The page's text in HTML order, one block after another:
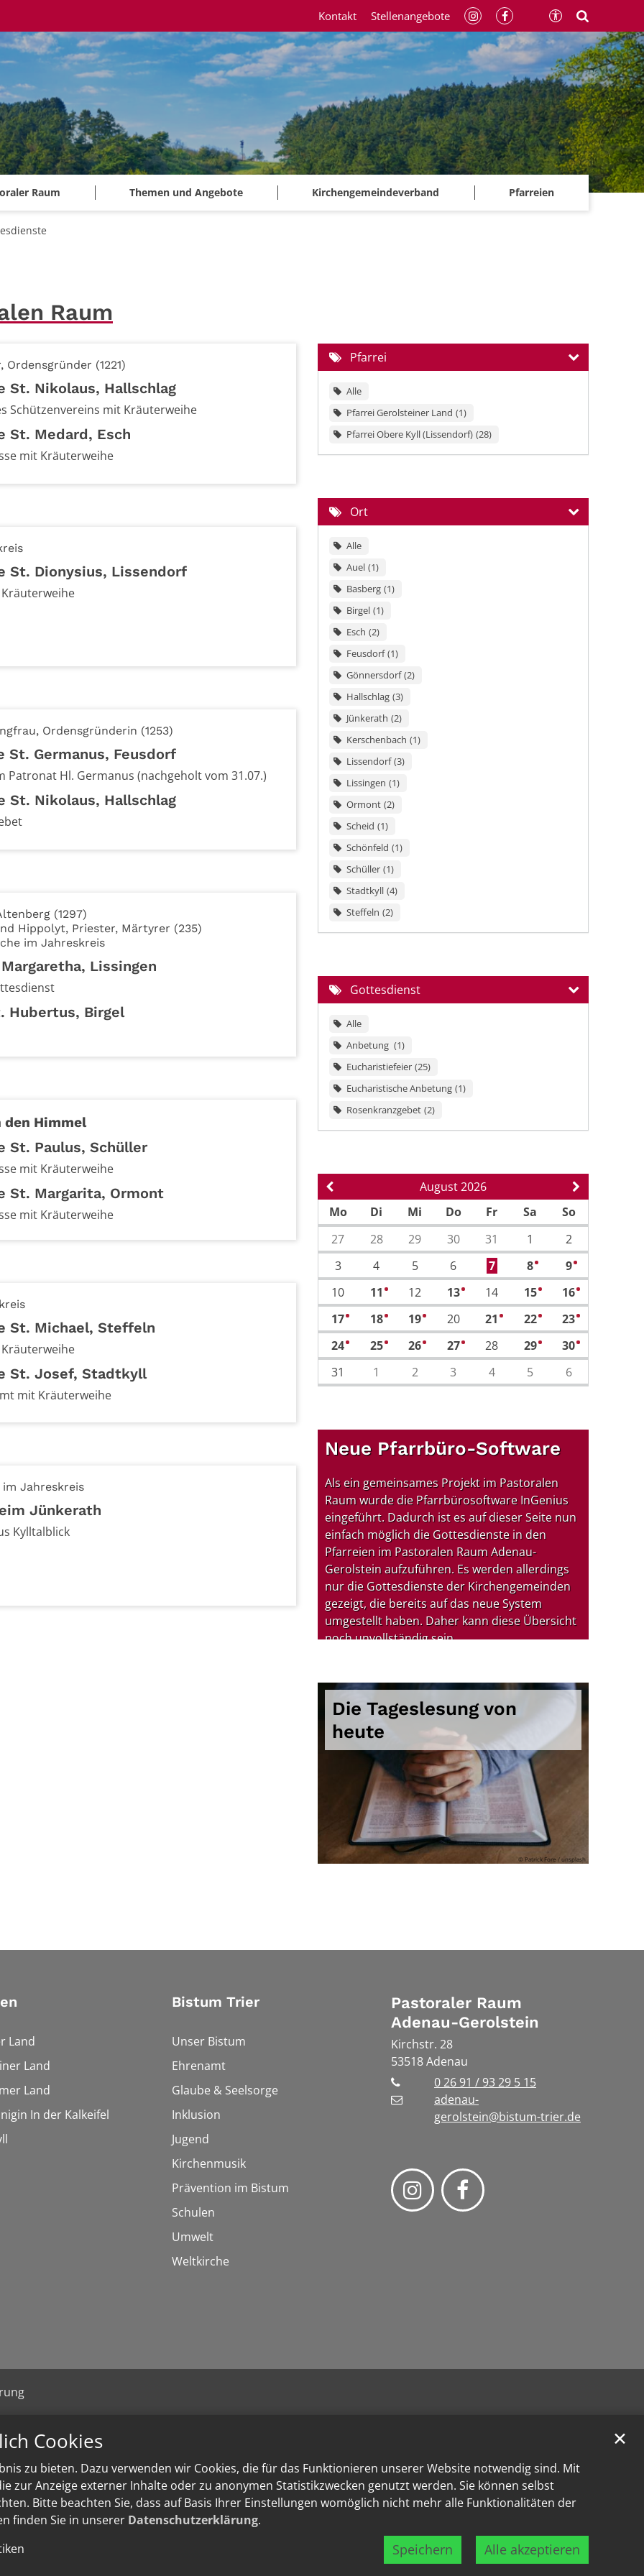
Cookies
zu bieten. Dazu verwenden wir Cookies, die für das Funktionieren unserer Website notwendig sind. Mit
zur Anzeige externer Inhalte oder zu anonymen Statistikzwecken genutzt werden. Sie können selbst
Bitte beachten Sie, dass auf Basis Ihrer Einstellungen womöglich nicht mehr alle Funktionalitäten der
finden Sie in unserer Datenschutzerklärung.
Speichern Alle akzeptieren
✕
Raum Themen und Angebote Kirchengemeindeverband Pfarreien
Kontakt Stellenangebote
Raum
(1221)
St. Nikolaus, Hallschlag
Schützenvereins mit Kräuterweihe
St. Medard, Esch
mit Kräuterweihe
St. Dionysius, Lissendorf
Ordensgründerin (1253)
St. Germanus, Feusdorf
Patronat Hl. Germanus (nachgeholt vom 31.07.)
St. Nikolaus, Hallschlag
(1297)
Hippolyt, Priester, Märtyrer (235)
im Jahreskreis
Lissingen
Hubertus, Birgel
den Himmel
St. Paulus, Schüller
mit Kräuterweihe
St. Margarita, Ormont
mit Kräuterweihe
St. Michael, Steffeln
St. Josef, Stadtkyll
mit Kräuterweihe
Jahreskreis
Jünkerath
Kylltalblick
Pfarrei
Alle
Pfarrei Gerolsteiner Land 1
Pfarrei Obere Kyll (Lissendorf) 28
Ort
Alle
Auel 1
Basberg 1
Birgel 1
Esch 2
Feusdorf 1
Gönnersdorf 2
Hallschlag 3
Jünkerath 2
Kerschenbach 1
Lissendorf 3
Lissingen 1
Ormont 2
Scheid 1
Schönfeld 1
Schüller 1
Stadtkyll 4
Steffeln 2
Gottesdienst
Alle
Anbetung
1
Eucharistiefeier 25
Eucharistische Anbetung 1
Rosenkranzgebet 2
Vorherige SeiteAugust 2026 Nächste
Mo Di Mi Do Fr Sa
So
27
28 29 30 31 1
2
3
4 5 6 7 82 91
10 11 2 12 132 14 152 162
171 181 191 20 21 2 222 231
241 251 261 271 28 292 302
31 1 2 3 4 5 6
Neue Pfarrbüro-Software
Als ein gemeinsames Projekt im Pastoralen
Raum wurde die Pfarrbürosoftware InGenius
eingeführt. Dadurch ist es auf dieser Seite nun
einfach möglich die Gottesdienste in den
Pfarreien im Pastoralen Raum Adenau-
Gerolstein aufzuführen. Es werden allerdings
nur die Gottesdienste der Kirchengemeinden
gezeigt, die bereits auf das neue System
umgestellt haben. Daher kann diese Übersicht
noch unvollständig sein.
Die Tageslesung von
heute
© Patrick Fore / unsplash
Land
Land
Land
In der Kalkeifel
Bistum Trier
Unser Bistum
Ehrenamt
Glaube & Seelsorge
Inklusion
Jugend
Kirchenmusik
Prävention im Bistum
Schulen
Umwelt
Weltkirche
Pastoraler Raum
Adenau-Gerolstein
Kirchstr. 28
53518Adenau
0 26 91 / 93 29 5 15
adenau-
gerolstein@bistum-trier.de